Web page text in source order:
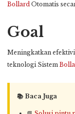
Bollard Otomatis
Goal
Meningkatkan
teknologi Sistem
📚 Baca Juga